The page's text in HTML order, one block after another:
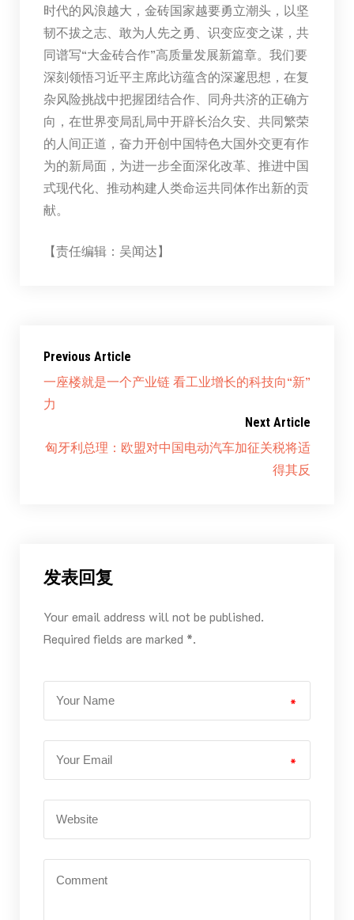
时代的风浪越大，金砖国家越要勇立潮头，以坚
韧不拔之志、敢为人先之勇、识变应变之谋，共
同谱写“大金砖合作”高质量发展新篇章。我们要
深刻领悟习近平主席此访蕴含的深邃思想，在复
杂风险挑战中把握团结合作、同舟共济的正确方
向，在世界变局乱局中开辟长治久安、共同繁荣
的人间正道，奋力开创中国特色大国外交更有作
为的新局面，为进一步全面深化改革、推进中国
式现代化、推动构建人类命运共同体作出新的贡
献。
【责任编辑：吴闻达】
Previous Article
一座楼就是一个产业链 看工业增长的科技向“新”
力
Next Article
匈牙利总理：欧盟对中国电动汽车加征关税将适
得其反
发表回复
Your email address will not be published.
Required fields are marked *.
*
*